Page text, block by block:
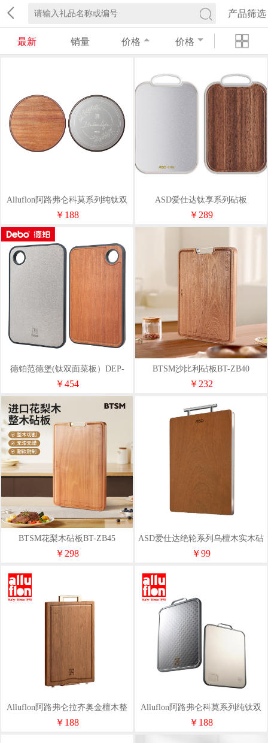
产品筛选
最新 销量 价格 价格
Alluflon阿路弗仑科莫系列纯钛双
面砧板
￥188
ASD爱仕达钛享系列砧板
RGS40T1X
￥289
德铂范德堡(钛双面菜板）DEP-
941
￥454
BTSM沙比利砧板BT-ZB40
￥232
BTSM花梨木砧板BT-ZB45
￥298
ASD爱仕达绝轮系列乌檀木实木砧
板RGM30G8Q
￥99
Alluflon阿路弗仑拉齐奥金檀木整
木砧板
￥188
Alluflon阿路弗仑科莫系列纯钛双
面砧板
￥188